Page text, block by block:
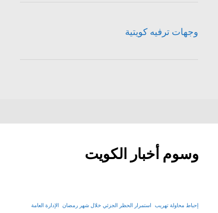
وجهات ترفيه كويتية
وسوم أخبار الكويت
إحباط محاولة تهريب استمرار الحظر الجزئي خلال شهر رمضان الإدارة العامة